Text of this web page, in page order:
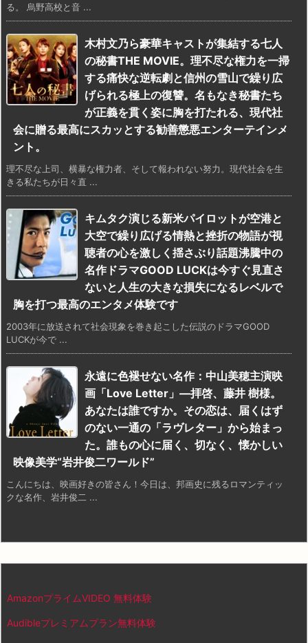
る。 烏野高校と音 ...
木村文乃ら豪華キャストが集結する七人
の秘書THE MOVIE。理不尽な権力を一掃
する痛快な逆転劇と信州の雪山で繰り広
げられる極上の復讐。名もなき秘書たち
が正義を貫く姿に胸を打たれる、現代社
会に贈る最高にスカッとする勧善懲悪エンターテインメ
ント。
理不尽な上司、横暴な権力者、そして報われない努力。現代社会を生
きる私たちが日々直 ...
キムタク演じる新米パイロットが空港と
大空で繰り広げる情熱と挫折の物語が視
聴者の心を激しく揺さぶり話題沸騰中の
名作ドラマGOOD LUCKは今すぐ見直さ
ないと人生の大きな損失になるレベルで
胸を打つ最高のエンタメ体験です
2003年に放送されて社会現象を巻き起こした伝説のドラマGOOD
LUCKが今で ...
永遠に色褪せない名作：中山美穂主演映
画「Love Letter」―拝啓、藤井 樹様。
あなたは誰ですか。その恋は、届くはず
のない一通の「ラヴレター」から始まっ
た。誰もの心に届く、切なく、懐かしい
映像美学“岩井俊二ワールド”
こんにちは、映画好きの皆さん！今日は、邦画史に残るロマンティッ
クな名作、岩井俊二 ...
AmazonプライムVIDEO 無料体験
Audibleプレミアムプラン無料体験